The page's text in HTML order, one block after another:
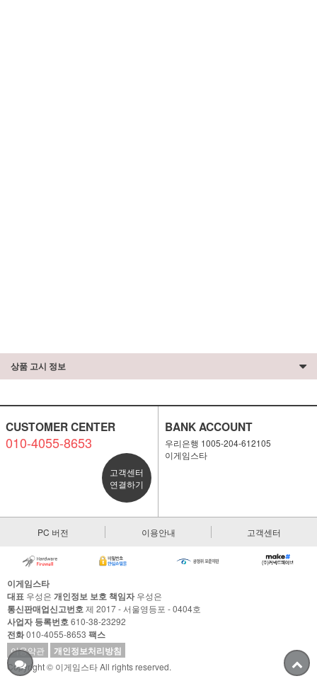
상품 고시 정보
CUSTOMER CENTER
010-4055-8653
고객센터
연결하기
BANK ACCOUNT
우리은행 1005-204-612105
이게임스타
PC 버전 이용안내 고객센터
이게임스타
대표 우성은 개인정보 보호 책임자우성은
통신판매업신고번호제 2017 - 서울영등포 - 0404호
사업자 등록번호610-38-23292
전화010-4055-8653 팩스
이용약관 개인정보처리방침
Copyright © 이게임스타 All rights reserved.